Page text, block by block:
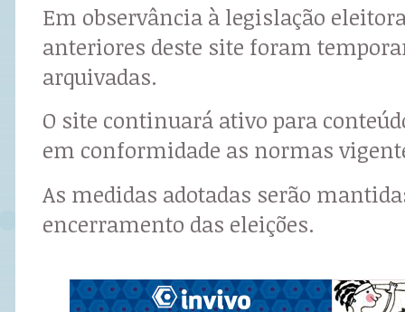
Em observância à legislação
anteriores deste site foram
arquivadas.
O site continuará ativo para
em conformidade as normas
As medidas adotadas serão
encerramento das eleições.